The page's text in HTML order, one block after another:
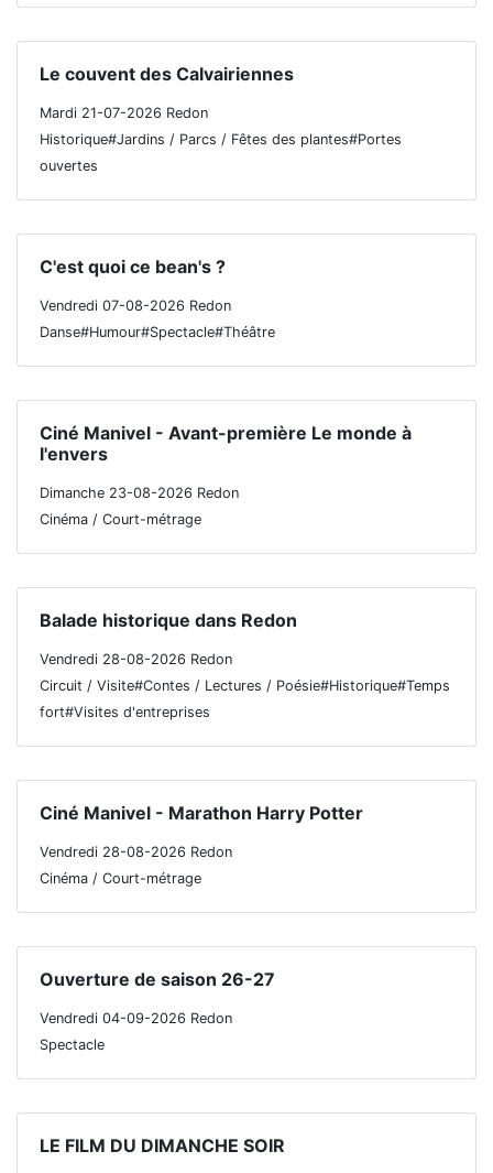
Le couvent des Calvairiennes
Mardi 21-07-2026 Redon
Historique#Jardins / Parcs / Fêtes des plantes#Portes
ouvertes
C'est quoi ce bean's ?
Vendredi 07-08-2026 Redon
Danse#Humour#Spectacle#Théâtre
Ciné Manivel - Avant-première Le monde à
l'envers
Dimanche 23-08-2026 Redon
Cinéma / Court-métrage
Balade historique dans Redon
Vendredi 28-08-2026 Redon
Circuit / Visite#Contes / Lectures / Poésie#Historique#Temps
fort#Visites d'entreprises
Ciné Manivel - Marathon Harry Potter
Vendredi 28-08-2026 Redon
Cinéma / Court-métrage
Ouverture de saison 26-27
Vendredi 04-09-2026 Redon
Spectacle
LE FILM DU DIMANCHE SOIR